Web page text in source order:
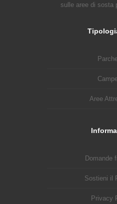
sulle aree di sosta
Aree
Domande
Sostieni il
Privacy